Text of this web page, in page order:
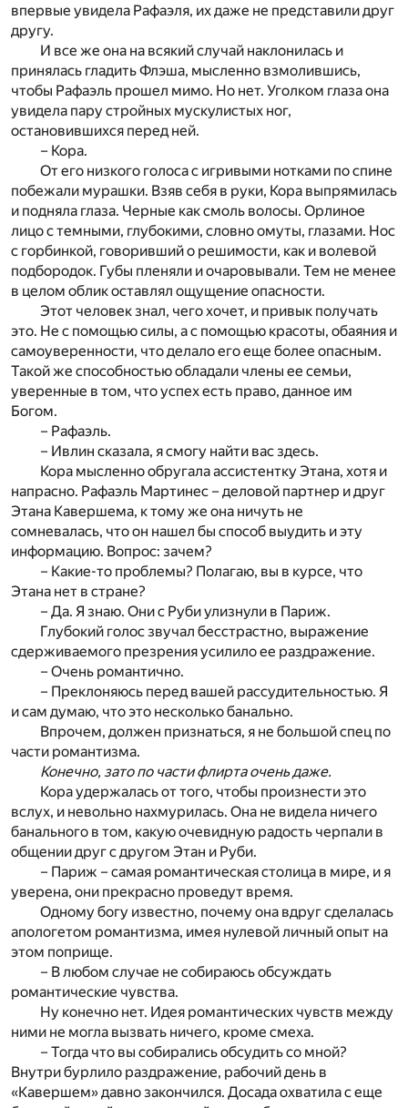
впервые увидела Рафаэля, их даже не представили друг
другу.
И все же она на всякий случай наклонилась и
принялась гладить Флэша, мысленно взмолившись,
чтобы Рафаэль прошел мимо. Но нет. Уголком глаза она
увидела пару стройных мускулистых ног,
остановившихся перед ней.
– Кора.
От его низкого голоса с игривыми нотками по спине
побежали мурашки. Взяв себя в руки, Кора выпрямилась
и подняла глаза. Черные как смоль волосы. Орлиное
лицо с темными, глубокими, словно омуты, глазами. Нос
с горбинкой, говоривший о решимости, как и волевой
подбородок. Губы пленяли и очаровывали. Тем не менее
в целом облик оставлял ощущение опасности.
Этот человек знал, чего хочет, и привык получать
это. Не с помощью силы, а с помощью красоты, обаяния и
самоуверенности, что делало его еще более опасным.
Такой же способностью обладали члены ее семьи,
уверенные в том, что успех есть право, данное им
Богом.
– Рафаэль.
– Ивлин сказала, я смогу найти вас здесь.
Кора мысленно обругала ассистентку Этана, хотя и
напрасно. Рафаэль Мартинес – деловой партнер и друг
Этана Кавершема, к тому же она ничуть не
сомневалась, что он нашел бы способ выудить и эту
информацию. Вопрос: зачем?
– Какие-то проблемы? Полагаю, вы в курсе, что
Этана нет в стране?
– Да. Я знаю. Они с Руби улизнули в Париж.
Глубокий голос звучал бесстрастно, выражение
сдерживаемого презрения усилило ее раздражение.
– Очень романтично.
– Преклоняюсь перед вашей рассудительностью. Я
и сам думаю, что это несколько банально.
Впрочем, должен признаться, я не большой спец по
части романтизма.
Конечно, зато по части флирта очень даже.
Кора удержалась от того, чтобы произнести это
вслух, и невольно нахмурилась. Она не видела ничего
банального в том, какую очевидную радость черпали в
общении друг с другом Этан и Руби.
– Париж – самая романтическая столица в мире, и я
уверена, они прекрасно проведут время.
Одному богу известно, почему она вдруг сделалась
апологетом романтизма, имея нулевой личный опыт на
этом поприще.
– В любом случае не собираюсь обсуждать
романтические чувства.
Ну конечно нет. Идея романтических чувств между
ними не могла вызвать ничего, кроме смеха.
– Тогда что вы собирались обсудить со мной?
Внутри бурлило раздражение, рабочий день в
«Кавершем» давно закончился. Досада охватила с еще